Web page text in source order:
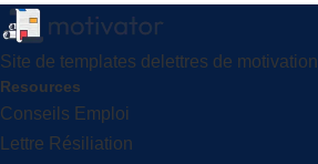
Site de templates delettres de motivation
Resources
Conseils Emploi
Lettre Résiliation